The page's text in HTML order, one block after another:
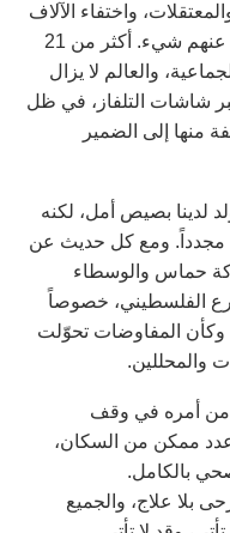
واختفاء الآلاف
في معسكرات اعتقال سرّية لا يعرف عنهم شيء. أكثر من 21
والعالم لا يزال
شاشات التلفاز، في ظل
منها إلى الضمير
لدينا بصيص أمل، لكنه
مجدداً. ومع كل حديث عن
حماس والوسطاء
الفلسطيني، خصوصاً
وكأن المفاوضات تحوّلت
والمحللين.
من أمره في وقف
ممكن من السكان،
بالكامل.
بلا علاج، والجميع